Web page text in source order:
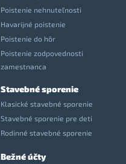
Poistenie nehnuteľnosti
Havarijné poistenie
Poistenie do hôr
Poistenie zodpovednosti
zamestnanca
Stavebné sporenie
Klasické stavebné sporenie
Stavebné sporenie pre deti
Rodinné stavebné sporenie
Bežné účty